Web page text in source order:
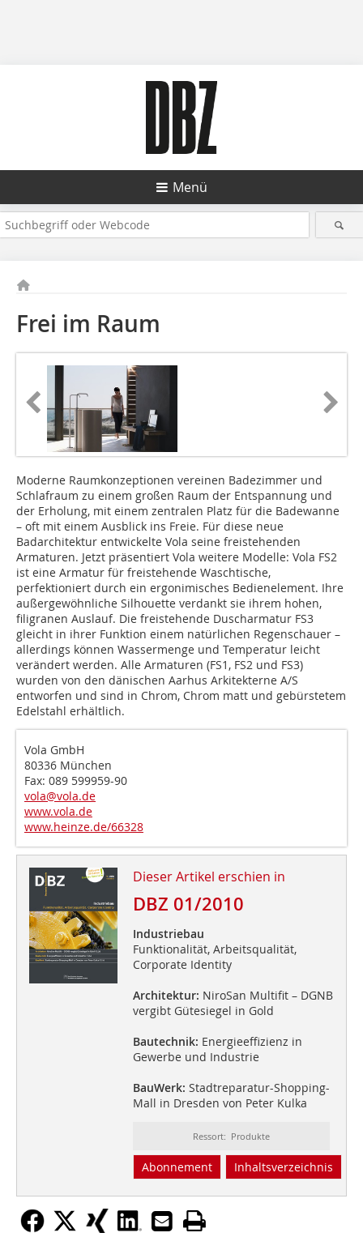
Menü
Frei im Raum
Moderne Raumkonzeptionen vereinen Badezimmer und
Schlafraum zu einem großen Raum der Entspannung und
der Erholung, mit einem zentralen Platz für die Badewanne
– oft mit einem Ausblick ins Freie. Für diese neue
Badarchitektur entwickelte Vola seine freistehenden
Armaturen. Jetzt präsentiert Vola weitere Modelle: Vola FS2
ist eine Armatur für freistehende Waschtische,
perfektioniert durch ein ergonimisches Bedienelement. Ihre
außergewöhnliche Silhouette verdankt sie ihrem hohen,
filigranen Auslauf. Die freistehende Duscharmatur FS3
gleicht in ihrer Funktion einem natürlichen Regenschauer –
allerdings können Wassermenge und Temperatur leicht
verändert werden. Alle Armaturen (FS1, FS2 und FS3)
wurden von den dänischen Aarhus Arkitekterne A/S
entworfen und sind in Chrom, Chrom matt und gebürstetem
Edelstahl erhältlich.
Vola GmbH
80336 München
Fax: 089 599959-90
vola@vola.de
www.vola.de
www.heinze.de/66328
Dieser Artikel erschien in
DBZ 01/2010
Industriebau
Funktionalität, Arbeitsqualität,
Corporate Identity
Architektur: NiroSan Multifit – DGNB
vergibt Gütesiegel in Gold
Bautechnik: Energieeffizienz in
Gewerbe und Industrie
BauWerk: Stadtreparatur-Shopping-
Mall in Dresden von Peter Kulka
Ressort: Produkte
Abonnement Inhaltsverzeichnis